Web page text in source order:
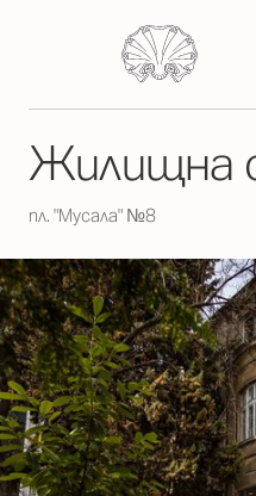
Жилищна
пл. "Мусала" №8